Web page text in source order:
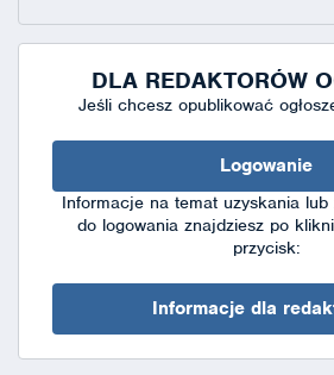
DLA REDAKTORÓW
Jeśli chcesz opublikować
Logowanie
Informacje na temat uzyskania lub
do logowania znajdziesz po
przycisk:
Informacje dla